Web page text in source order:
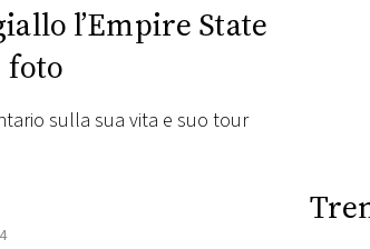
l’Empire State
foto
sulla sua vita e suo tour